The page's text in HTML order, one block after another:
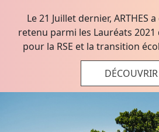
Le 21 Juillet dernier, ARTHES
retenu parmi les Lauréats 2021
pour la RSE et la transition
DÉCOUVRIR